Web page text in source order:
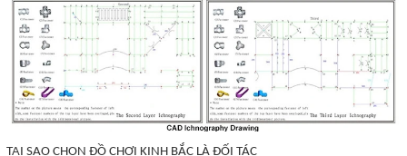
TẠI SAO CHỌN ĐỒ CHƠI KINH BẮC LÀ ĐỐI TÁC